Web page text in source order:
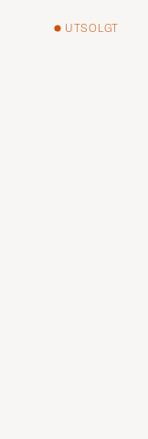
UTSOLGT